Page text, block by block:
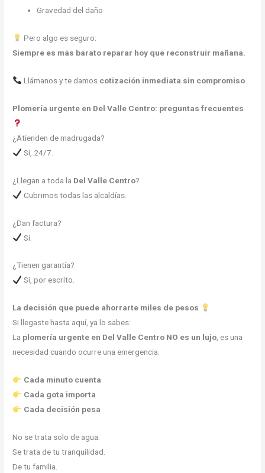
Gravedad del daño
Pero algo es seguro:
Siempre es más barato reparar hoy que reconstruir mañana.
Llámanos y te damos cotización inmediata sin compromiso.
Plomería urgente en Del Valle Centro: preguntas frecuentes
¿Atienden de madrugada?
Sí, 24/7.
¿Llegan a toda la Del Valle Centro?
Cubrimos todas las alcaldías.
¿Dan factura?
Sí.
¿Tienen garantía?
Sí, por escrito.
La decisión que puede ahorrarte miles de pesos
Si llegaste hasta aquí, ya lo sabes:
La plomería urgente en Del Valle Centro NO es un lujo, es una
necesidad cuando ocurre una emergencia.
Cada minuto cuenta
Cada gota importa
Cada decisión pesa
No se trata solo de agua.
Se trata de tu tranquilidad.
De tu familia.